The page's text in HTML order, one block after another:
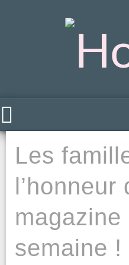
Les
l’honneur
magazine
semaine